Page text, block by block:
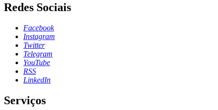
Redes Sociais
Facebook
Instagram
Twitter
Telegram
YouTube
RSS
LinkedIn
Serviços